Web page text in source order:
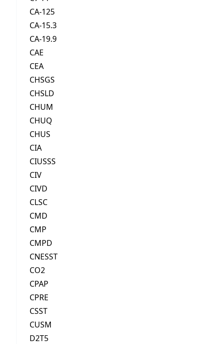
CA-125
CA-15.3
CA-19.9
CAE
CEA
CHSGS
CHSLD
CHUM
CHUQ
CHUS
CIA
CIUSSS
CIV
CIVD
CLSC
CMD
CMP
CMPD
CNESST
CO2
CPAP
CPRE
CSST
CUSM
D2T5